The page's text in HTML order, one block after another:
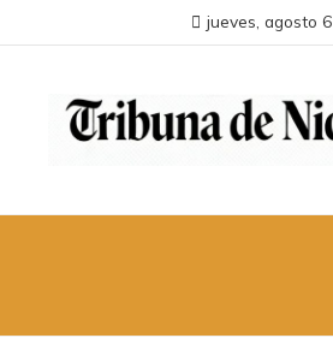
jueves, agosto 6